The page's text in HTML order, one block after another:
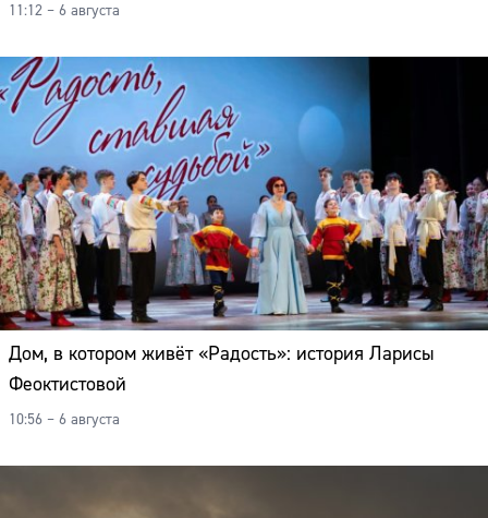
11:12 – 6 августа
Дом, в котором живёт «Радость»: история Ларисы
Феоктистовой
10:56 – 6 августа